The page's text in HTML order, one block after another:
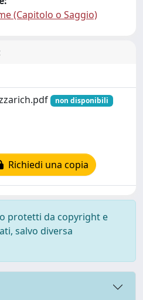
(Capitolo o Saggio)
non disponibili
Richiedi una copia
protetti da copyright e
salvo diversa